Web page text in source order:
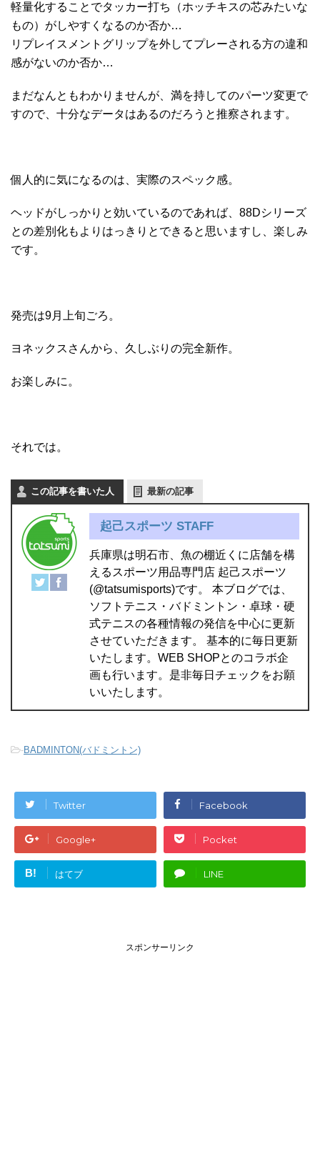
軽量化することでタッカー打ち（ホッチキスの芯みたいな
もの）がしやすくなるのか否か…
リプレイスメントグリップを外してプレーされる方の違和
感がないのか否か…
まだなんともわかりませんが、満を持してのパーツ変更で
すので、十分なデータはあるのだろうと推察されます。
個人的に気になるのは、実際のスペック感。
ヘッドがしっかりと効いているのであれば、88Dシリーズ
との差別化もよりはっきりとできると思いますし、楽しみ
です。
発売は9月上旬ごろ。
ヨネックスさんから、久しぶりの完全新作。
お楽しみに。
それでは。
この記事を書いた人 最新の記事
起己スポーツ STAFF
兵庫県は明石市、魚の棚近くに店舗を構
えるスポーツ用品専門店 起己スポーツ
(@tatsumisports)です。 本ブログでは、
ソフトテニス・バドミントン・卓球・硬
式テニスの各種情報の発信を中心に更新
させていただきます。 基本的に毎日更新
いたします。WEB SHOPとのコラボ企
画も行います。是非毎日チェックをお願
いいたします。
-BADMINTON(バドミントン)
Twitter Facebook
Google+ Pocket
B! はてブ LINE
スポンサーリンク